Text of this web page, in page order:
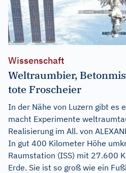
Wissenschaft
Weltraumbier,
tote Froscheier
In der Nähe von Luzern gibt es
macht Experimente
Realisierung im All. von
In gut 400 Kilometer Höhe
Raumstation (ISS) mit 27.600
Erde. Sie ist so groß wie ein